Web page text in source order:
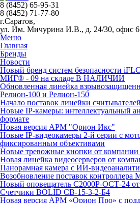
8 (8452) 65-95-31
8 (8452) 71-77-80
г.Саратов,
ул. Им. Мичурина И.В., д. 24/30, офис 6
Меню
Главная
Бренды
Новости
Новый бренд систем безопасности
МИГ® - 09 на складе В НАЛИЧИИ
Обновленная линейка
Релион-100 и Релион-150
Начало поставок линейки
Новые IP-камеры: интеллектуальный
формате
Новая версия АРМ "Орион Икс"
Новые IP-видеокамеры 2-й серии с
фиксированным объективами
Новые тревожные кнопки от компании
Новая линейка видеосерверов от
Панорамная камера с ИИ-
Возобновление поставок контроллера
Новый оповещатель С2000Р-ОСТ-24
Счетчики BOLID СВ-15-3-2-Б4
Новая версия АРМ «Орион Про» с